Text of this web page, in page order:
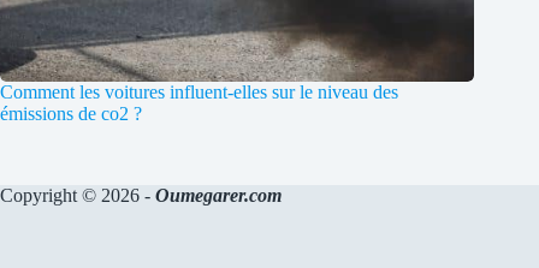
Comment les voitures influent-elles sur le niveau des
émissions de co2 ?
Copyright © 2026 - Oumegarer.com